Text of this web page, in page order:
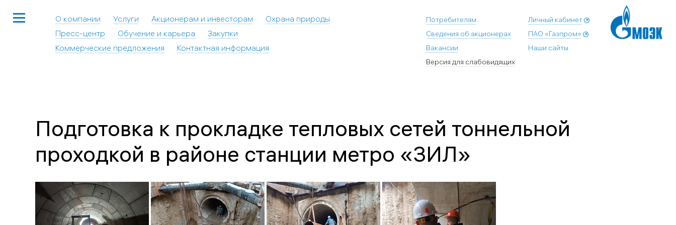
О компании Услуги Акционерам и инвесторам
Охрана природы
Пресс-центр
Обучение и карьера
Закупки
Коммерческие предложения
Контактная информация
Личный кабинет
ПАО «Газпром»
Наши сайты
Потребителям
Сведения об акционерах
Вакансии
Версия для слабовидящих
Подготовка к прокладке тепловых сетей тоннельной
проходкой в районе станции метро «ЗИЛ»